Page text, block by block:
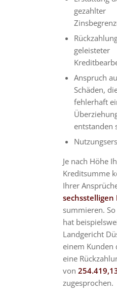
gezahlter
geleisteter
Anspruch
Schäden,
fehlerhaft
entstanden
Je nach Höhe
Kreditsumme
Ihrer
sechsstelligen
summieren. So
hat
Landgericht
einem Kunden
eine
von
zugesprochen.